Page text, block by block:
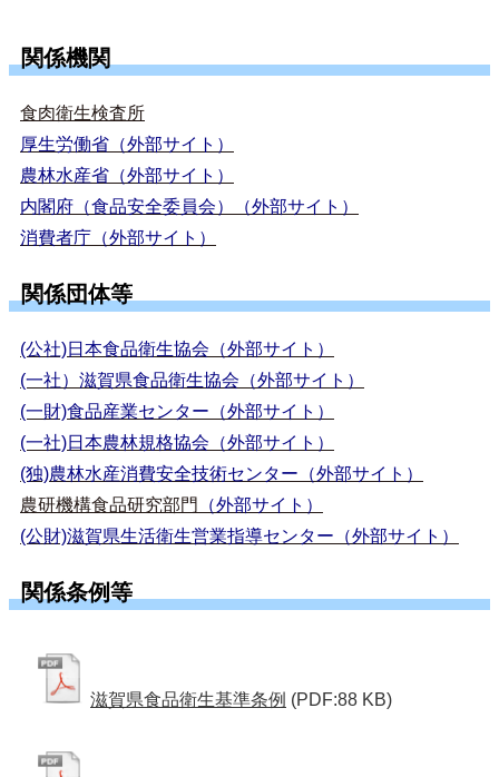
関係機関
食肉衛生検査所
厚生労働省（外部サイト）
農林水産省（外部サイト）
内閣府（食品安全委員会）（外部サイト）
消費者庁（外部サイト）
関係団体等
(公社)日本食品衛生協会（外部サイト）
(一社）滋賀県食品衛生協会（外部サイト）
(一財)食品産業センター（外部サイト）
(一社)日本農林規格協会（外部サイト）
(独)農林水産消費安全技術センター（外部サイト）
農研機構食品研究部門
（外部サイト）
(公財)滋賀県生活衛生営業指導センター（外部サイト）
関係条例等
滋賀県食品衛生基準条例 (PDF:88 KB)